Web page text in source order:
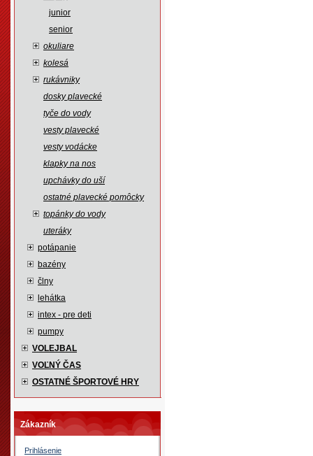
junior
senior
okuliare
kolesá
rukávniky
dosky plavecké
tyče do vody
vesty plavecké
vesty vodácke
klapky na nos
upchávky do uší
ostatné plavecké pomôcky
topánky do vody
uteráky
potápanie
bazény
člny
lehátka
intex - pre deti
pumpy
VOLEJBAL
VOĽNÝ ČAS
OSTATNÉ ŠPORTOVÉ HRY
Zákazník
Prihlásenie